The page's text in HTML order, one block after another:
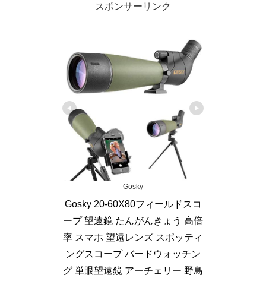
スポンサーリンク
Gosky
Gosky 20-60X80フィールドスコ
ープ 望遠鏡 たんがんきょう 高倍
率 スマホ 望遠レンズ スポッティ
ングスコープ バードウォッチン
グ 単眼望遠鏡 アーチェリー 野鳥